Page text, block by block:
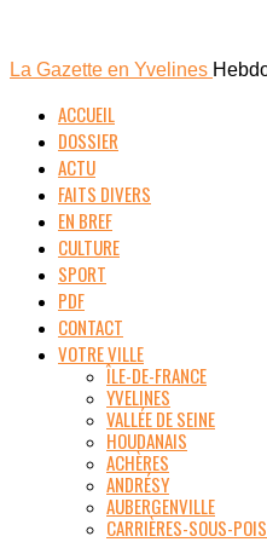
La Gazette en Yvelines
ACCUEIL
DOSSIER
ACTU
FAITS DIVERS
EN BREF
CULTURE
SPORT
PDF
CONTACT
VOTRE VILLE
ÎLE-DE-FRANCE
YVELINES
VALLÉE DE SEINE
HOUDANAIS
ACHÈRES
ANDRÉSY
AUBERGENVILLE
CARRIÈRES-SOUS-